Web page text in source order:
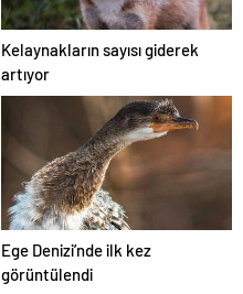
Kelaynakların sayısı giderek
artıyor
Ege Denizi’nde ilk kez
görüntülendi